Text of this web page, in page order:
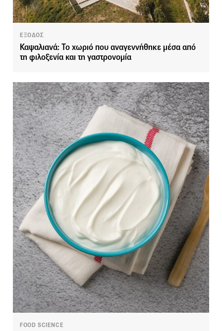
ΕΞΟΔΟΣ
Καψαλιανά: Το χωριό που αναγεννήθηκε μέσα από
τη φιλοξενία και τη γαστρονομία
FOOD SCIENCE